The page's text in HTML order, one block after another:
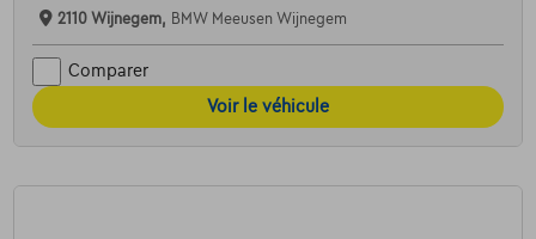
2110 Wijnegem, BMW Meeusen Wijnegem
Comparer
Voir le véhicule